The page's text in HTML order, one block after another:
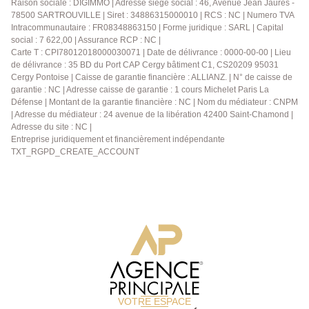
privatif en sous-sol. Les atouts : résidence sécurisée
avec gardien, ascenseur, nombreux placards et
espaces de rangement, cellier et débarras, cave, box
fermé en sous-sol. À découvrir sans tarder ! N'hésitez
plus et contactez-nous dès maintenant au
01.39.13.12.21 pour obtenir plus d'informations ou
pour organiser une visite !
Raison sociale : DIGIMMO | Adresse siège social : 46, Avenue Jean Jaurès -
78500 SARTROUVILLE | Siret : 34886315000010 | RCS : NC | Numero TVA
Intracommunautaire : FR08348863150 | Forme juridique : SARL | Capital
social : 7 622,00 | Assurance RCP : NC |
Carte T : CPI78012018000030071 | Date de délivrance : 0000-00-00 | Lieu
de délivrance : 35 BD du Port CAP Cergy bâtiment C1, CS20209 95031
Cergy Pontoise | Caisse de garantie financière : ALLIANZ. | N° de caisse de
garantie : NC | Adresse caisse de garantie : 1 cours Michelet Paris La
Défense | Montant de la garantie financière : NC | Nom du médiateur : CNPM
| Adresse du médiateur : 24 avenue de la libération 42400 Saint-Chamond |
Adresse du site : NC |
Entreprise juridiquement et financièrement indépendante
TXT_RGPD_CREATE_ACCOUNT
VOTRE ESPACE